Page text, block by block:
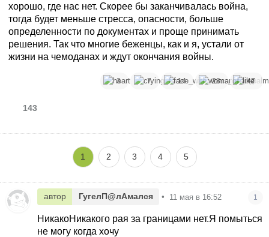
хорошо, где нас нет. Скорее бы заканчивалась война,
тогда будет меньше стресса, опасности, больше
определенности по документах и проще принимать
решения. Так что многие беженцы, как и я, устали от
жизни на чемоданах и ждут окончания войны.
3 7 14 28 47
143
1 2 3 4 5
автор ГугелП@лАмался • 11 мая в 16:52 1
НикакоНикакого рая за границами нет.Я помыться
не могу когда хочу